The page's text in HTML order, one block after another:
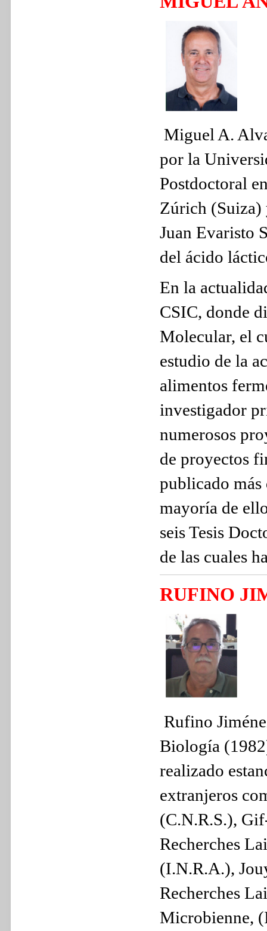
Miguel A.
por la
Postdoctoral
Zúrich (Suiza)
Juan Evaristo
del ácido
En la
CSIC, donde
Molecular, el
estudio de la
alimentos
investigador
numerosos
de proyectos
publicado
mayoría de
seis Tesis
de las cuales
RUFINO
Rufino
Biología
realizado
extranjeros
(C.N.R.S.),
Recherches
(I.N.R.A.),
Recherches
Microbienne,